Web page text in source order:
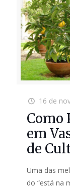
16 de
Como
em
de
Uma das
do “está na